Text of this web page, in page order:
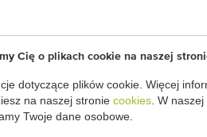
Cię o plikach cookie na naszej
dotyczące plików cookie. Więcej
na naszej stronie cookies . W naszej
Twoje dane osobowe.
sortowania ziemniaków
produkuje maszyny do uprawy